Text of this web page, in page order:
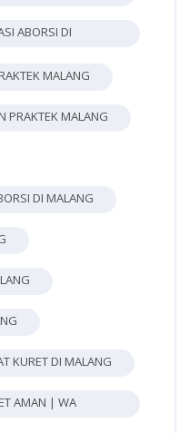
ABORSI DI
MALANG
MALANG
DI MALANG
KURET DI MALANG
AMAN | WA